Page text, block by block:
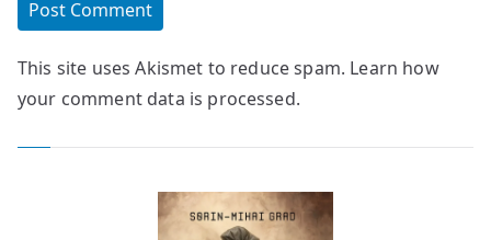
This site uses Akismet to reduce spam. Learn how
your comment data is processed.